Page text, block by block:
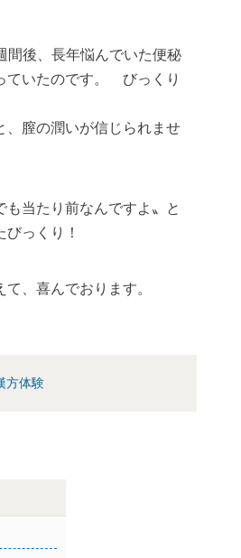
間後、長年悩んでいた便秘
ていたのです。 びっくり
、膣の潤いが信じられませ
も当たり前なんですよ〟と
っくり！
、喜んでおります。
方体験